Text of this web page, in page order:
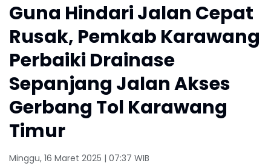
Guna Hindari Jalan Cepat
Rusak, Pemkab Karawang
Perbaiki Drainase
Sepanjang Jalan Akses
Gerbang Tol Karawang
Timur
Minggu, 16 Maret 2025 | 07:37 WIB